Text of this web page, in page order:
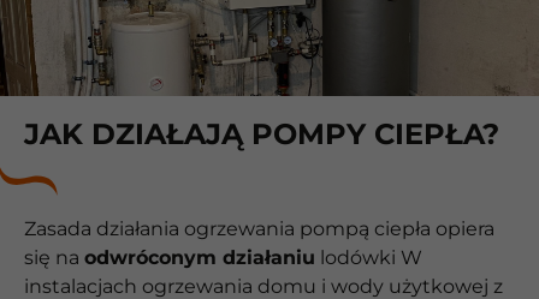
JAK DZIAŁAJĄ POMPY CIEPŁA?
Zasada działania ogrzewania pompą ciepła opiera
się na odwróconym działaniu lodówki W
instalacjach ogrzewania domu i wody użytkowej z